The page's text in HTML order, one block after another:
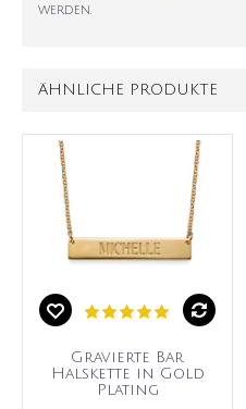
werden.
ÄHNLICHE PRODUKTE
Gravierte Bar
Halskette in Gold
Plating